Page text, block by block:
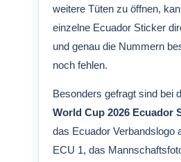
weitere Tüten zu öffnen,
einzelne Ecuador Sticker
und genau die Nummern
noch fehlen.
Besonders gefragt sind bei
World Cup 2026 Ecuador
das Ecuador Verbandslogo
ECU 1, das